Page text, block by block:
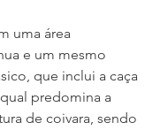
uma área
e um mesmo
que inclui a caça
predomina a
de coivara, sendo